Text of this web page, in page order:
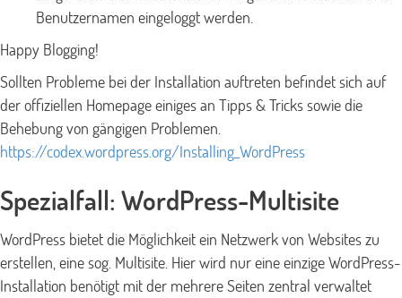
Benutzernamen eingeloggt werden.
Happy Blogging!
Sollten Probleme bei der Installation auftreten befindet sich auf
der offiziellen Homepage einiges an Tipps & Tricks sowie die
Behebung von gängigen Problemen.
https://codex.wordpress.org/Installing_WordPress
Spezialfall: WordPress-Multisite
WordPress bietet die Möglichkeit ein Netzwerk von Websites zu
erstellen, eine sog. Multisite. Hier wird nur eine einzige WordPress-
Installation benötigt mit der mehrere Seiten zentral verwaltet